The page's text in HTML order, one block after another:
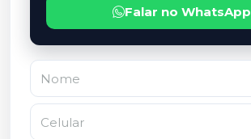
Falar no WhatsApp